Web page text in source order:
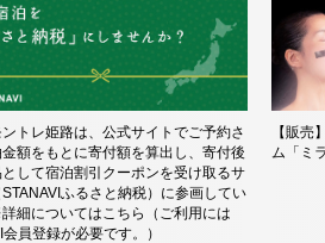
トレ姫路は、公式サイトでご予約さ
額をもとに寄付額を算出し、寄付後
して宿泊割引クーポンを受け取るサ
ふるさと納税）に参画してい
細についてはこちら（ご利用には
員登録が必要です。）
【販売
ム「ミ